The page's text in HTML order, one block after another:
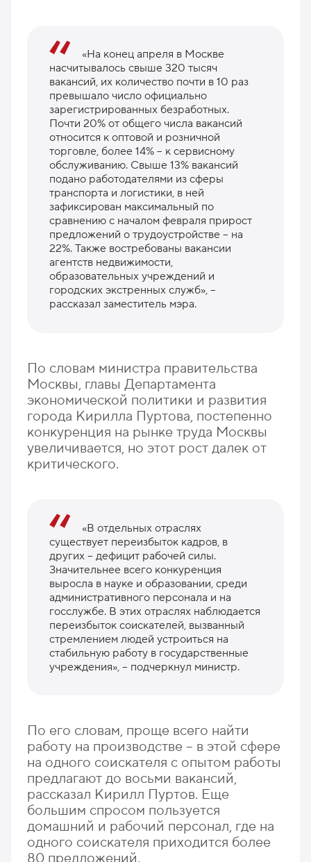
«На конец апреля в Москве
насчитывалось свыше 320 тысяч
вакансий, их количество почти в 10 раз
превышало число официально
зарегистрированных безработных.
Почти 20% от общего числа вакансий
относится к оптовой и розничной
торговле, более 14% – к сервисному
обслуживанию. Свыше 13% вакансий
подано работодателями из сферы
транспорта и логистики, в ней
зафиксирован максимальный по
сравнению с началом февраля прирост
предложений о трудоустройстве – на
22%. Также востребованы вакансии
агентств недвижимости,
образовательных учреждений и
городских экстренных служб», –
рассказал заместитель мэра.
По словам министра правительства
Москвы, главы Департамента
экономической политики и развития
города Кирилла Пуртова, постепенно
конкуренция на рынке труда Москвы
увеличивается, но этот рост далек от
критического.
«В отдельных отраслях
существует переизбыток кадров, в
других – дефицит рабочей силы.
Значительнее всего конкуренция
выросла в науке и образовании, среди
административного персонала и на
госслужбе. В этих отраслях наблюдается
переизбыток соискателей, вызванный
стремлением людей устроиться на
стабильную работу в государственные
учреждения», – подчеркнул министр.
По его словам, проще всего найти
работу на производстве – в этой сфере
на одного соискателя с опытом работы
предлагают до восьми вакансий,
рассказал Кирилл Пуртов. Еще
большим спросом пользуется
домашний и рабочий персонал, где на
одного соискателя приходится более
80 предложений.